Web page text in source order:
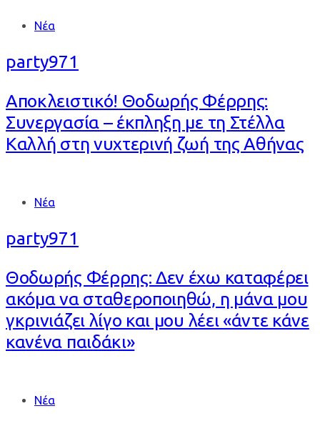
Tags Νέα
party971
Αποκλειστικό! Θοδωρής Φέρρης:
Συνεργασία – έκπληξη με τη Στέλλα
Καλλή στη νυχτερινή ζωή της Αθήνας
Tags Νέα
party971
Θοδωρής Φέρρης: Δεν έχω καταφέρει
ακόμα να σταθεροποιηθώ, η μάνα μου
γκρινιάζει λίγο και μου λέει «άντε κάνε
κανένα παιδάκι»
Tags Νέα